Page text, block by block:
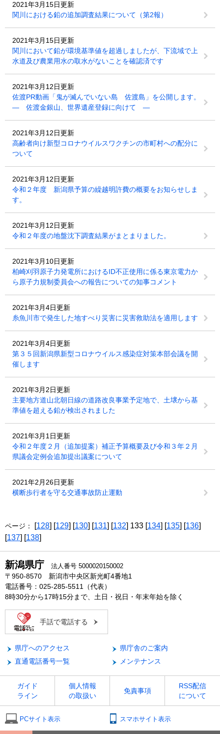
2021年3月15日更新
関川における鉛の追加調査結果について（第2報）
2021年3月15日更新
関川において鉛が環境基準値を超過しましたが、下流域で上
水道及び農業用水の取水がないことを確認済です
2021年3月12日更新
佐渡PR動画「鬼が滅んでいない島 佐渡島」を公開します。
― 佐渡金銀山、世界遺産登録に向けて ―
2021年3月12日更新
高齢者向け新型コロナウイルスワクチンの市町村への配分に
ついて
2021年3月12日更新
令和２年度 新潟県予算の繰越明許費の概要をお知らせしま
す。
2021年3月12日更新
令和２年度の地盤沈下調査結果がまとまりました。
2021年3月10日更新
柏崎刈羽原子力発電所におけるID不正使用に係る東京電力か
ら原子力規制委員会への報告についての知事コメント
2021年3月4日更新
糸魚川市で発生した地すべり災害に災害救助法を適用します
2021年3月4日更新
第３５回新潟県新型コロナウイルス感染症対策本部会議を開
催します
2021年3月2日更新
主要地方道山北朝日線の道路改良事業予定地で、土壌から基
準値を超える鉛が検出されました
2021年3月1日更新
令和２年度２月（追加提案）補正予算概要及び令和３年２月
県議会定例会追加提出議案について
2021年2月26日更新
横断歩行者を守る交通事故防止運動
ページ： [128] [129] [130] [131] [132] 133 [134] [135] [136]
[137] [138]
新潟県庁 法人番号 5000020150002
〒950-8570 新潟市中央区新光町4番地1
電話番号：025-285-5511（代表）
8時30分から17時15分まで、土日・祝日・年末年始を除く
手話で電話する
県庁へのアクセス
県庁舎のご案内
直通電話番号一覧
メンテナンス
ガイド
ライン
個人情報
の取扱い
免責事項
RSS配信
について
PCサイト表示 スマホサイト表示